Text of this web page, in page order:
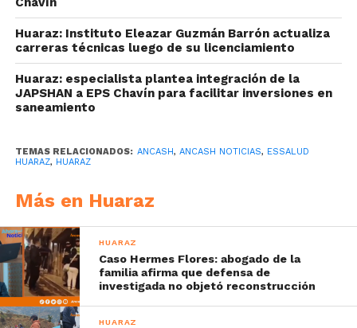
Huaraz: Instituto Eleazar Guzmán Barrón actualiza
carreras técnicas luego de su licenciamiento
Huaraz: especialista plantea integración de la
JAPSHAN a EPS Chavín para facilitar inversiones en
saneamiento
TEMAS RELACIONADOS: ANCASH, ANCASH NOTICIAS, ESSALUD
HUARAZ, HUARAZ
Más en Huaraz
HUARAZ
Caso Hermes Flores: abogado de la
familia afirma que defensa de
investigada no objetó reconstrucción
HUARAZ